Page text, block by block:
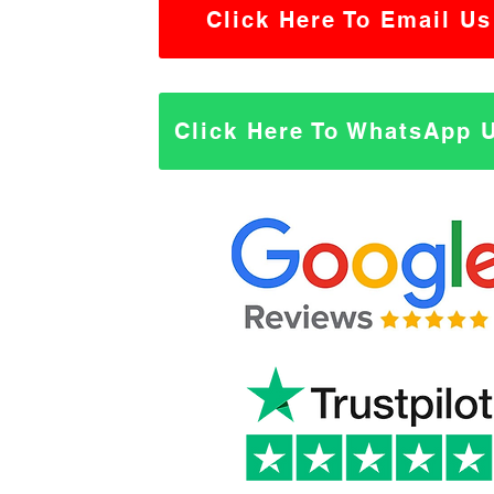
Click Here To Email Us
Click Here To WhatsApp